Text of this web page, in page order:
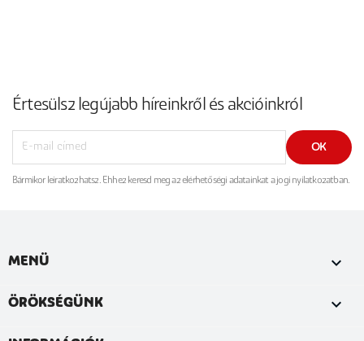
Értesülsz legújabb híreinkről és akcióinkról
Bármikor leiratkozhatsz. Ehhez keresd meg az elérhetőségi adatainkat a jogi nyilatkozatban.
MENÜ 
ÖRÖKSÉGÜNK 